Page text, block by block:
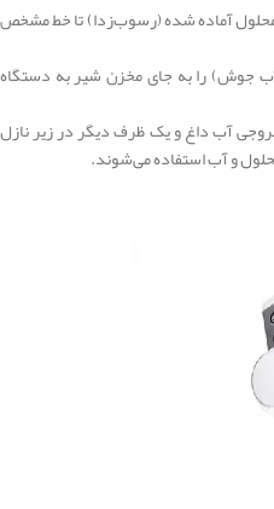
آماده شده (رسوب‌زدا) تا خط مشخص
جوش) را به جای مخزن شیر به دستگاه
آب داغ و یک ظرف دیگر در زیر نازل
و آب استفاده می‌شوند.